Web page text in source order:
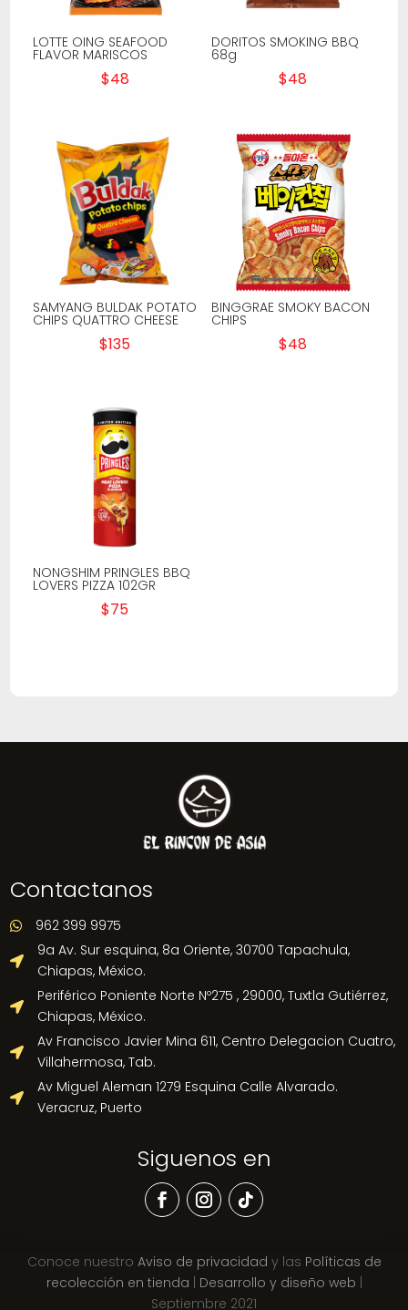
LOTTE OING SEAFOOD
FLAVOR MARISCOS
$48
DORITOS SMOKING BBQ
68g
$48
SAMYANG BULDAK POTATO
CHIPS QUATTRO CHEESE
$135
BINGGRAE SMOKY BACON
CHIPS
$48
NONGSHIM PRINGLES BBQ
LOVERS PIZZA 102GR
$75
Contactanos
 962 399 9975

9a Av. Sur esquina, 8a Oriente, 30700 Tapachula,
Chiapas, México.

Periférico Poniente Norte Nº275 , 29000, Tuxtla Gutiérrez,
Chiapas, México.

Av Francisco Javier Mina 611, Centro Delegacion Cuatro,
Villahermosa, Tab.

Av Miguel Aleman 1279 Esquina Calle Alvarado.
Veracruz, Puerto
Siguenos en
Conoce nuestro Aviso de privacidad y las Políticas de
recolección en tienda
Desarrollo y diseño web
Septiembre 2021